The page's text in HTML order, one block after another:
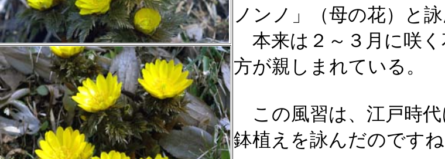
ノンノ」（母の花）と詠
本来は２～３月に咲
方が親しまれている。
この風習は、江戸時代
鉢植えを詠んだのですね